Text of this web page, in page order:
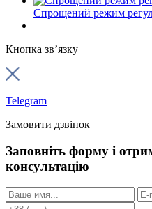
Спрощений режим
Кнопка зв’язку
Telegram
Замовити дзвінок
Заповніть форму і
консультацію